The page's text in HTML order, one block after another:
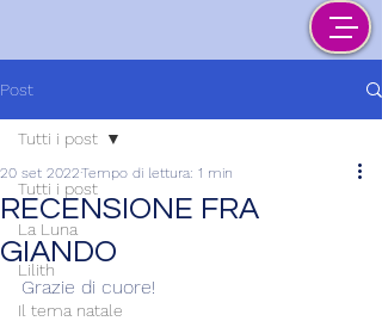
Post
Tutti i post
La Luna
Lilith
Il tema natale
Tutti i post
RECENSIONE FRA
GIANDO
20 set 2022Tempo di lettura: 1 min
Grazie di cuore!